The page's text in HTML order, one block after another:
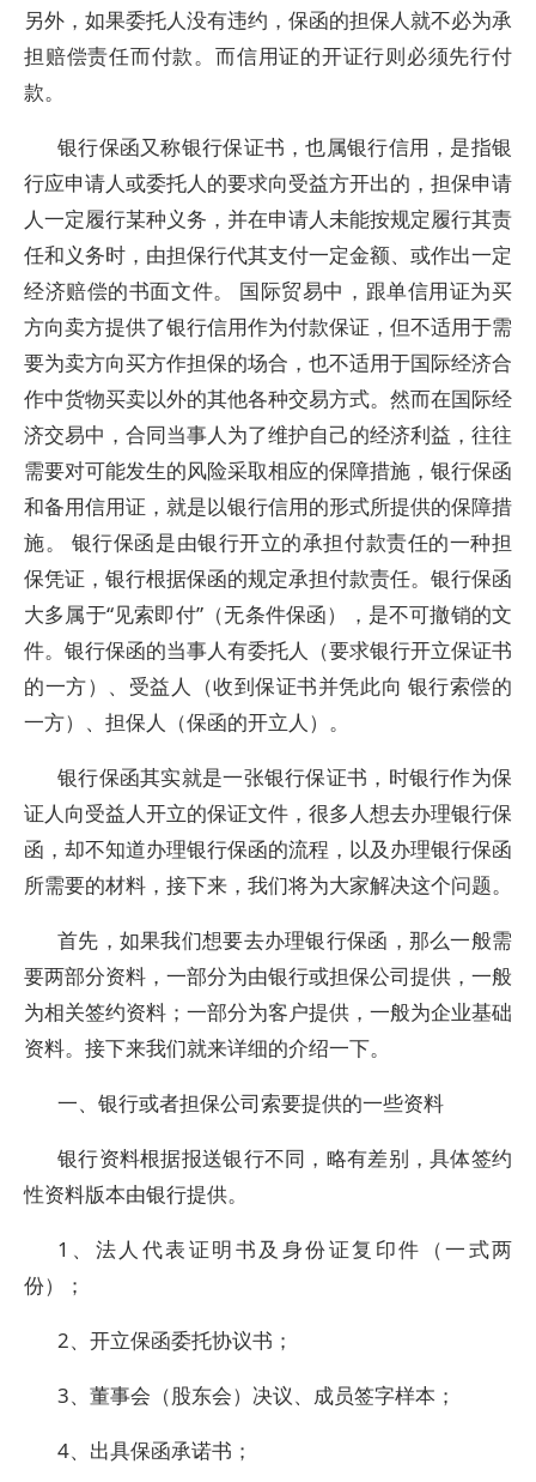
另外，如果委托人没有违约，保函的担保人就不必为承
担赔偿责任而付款。而信用证的开证行则必须先行付
款。
银行保函又称银行保证书，也属银行信用，是指银
行应申请人或委托人的要求向受益方开出的，担保申请
人一定履行某种义务，并在申请人未能按规定履行其责
任和义务时，由担保行代其支付一定金额、或作出一定
经济赔偿的书面文件。 国际贸易中，跟单信用证为买
方向卖方提供了银行信用作为付款保证，但不适用于需
要为卖方向买方作担保的场合，也不适用于国际经济合
作中货物买卖以外的其他各种交易方式。然而在国际经
济交易中，合同当事人为了维护自己的经济利益，往往
需要对可能发生的风险采取相应的保障措施，银行保函
和备用信用证，就是以银行信用的形式所提供的保障措
施。 银行保函是由银行开立的承担付款责任的一种担
保凭证，银行根据保函的规定承担付款责任。银行保函
大多属于“见索即付”（无条件保函），是不可撤销的文
件。银行保函的当事人有委托人（要求银行开立保证书
的一方）、受益人（收到保证书并凭此向 银行索偿的
一方）、担保人（保函的开立人）。
银行保函其实就是一张银行保证书，时银行作为保
证人向受益人开立的保证文件，很多人想去办理银行保
函，却不知道办理银行保函的流程，以及办理银行保函
所需要的材料，接下来，我们将为大家解决这个问题。
首先，如果我们想要去办理银行保函，那么一般需
要两部分资料，一部分为由银行或担保公司提供，一般
为相关签约资料；一部分为客户提供，一般为企业基础
资料。接下来我们就来详细的介绍一下。
一、银行或者担保公司索要提供的一些资料
银行资料根据报送银行不同，略有差别，具体签约
性资料版本由银行提供。
1、法人代表证明书及身份证复印件（一式两
份）；
2、开立保函委托协议书；
3、董事会（股东会）决议、成员签字样本；
4、出具保函承诺书；